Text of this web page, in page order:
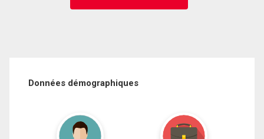
Données démographiques